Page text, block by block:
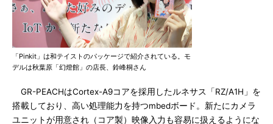
「Pinkit」は和テイストのパッケージで紹介されている。モ
デルは秋葉原「幻燈館」の店長、鈴峰桐さん
GR-PEACHはCortex-A9コアを採用したルネサス「RZ/A1H」を
搭載しており、高い処理能力を持つmbedボード。新たにカメラ
ユニットが用意され（コア製）映像入力も容易に扱えるようにな